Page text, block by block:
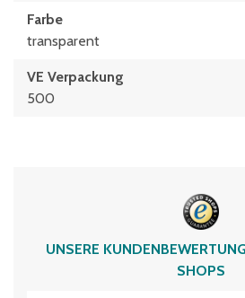
Farbe
transparent
VE Verpackung
500
UNSERE
SHOPS